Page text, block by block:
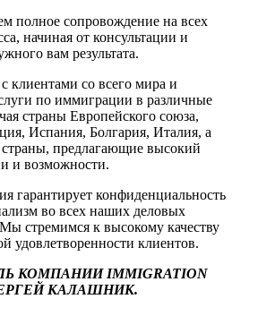
полное сопровождение на всех
начиная от консультации и
вам результата.
клиентами со всего мира и
по иммиграции в различные
страны Европейского союза,
Испания, Болгария, Италия, а
страны, предлагающие высокий
и возможности.
гарантирует конфиденциальность
во всех наших деловых
стремимся к высокому качеству
удовлетворенности клиентов.
КОМПАНИИ IMMIGRATION
КАЛАШНИК.